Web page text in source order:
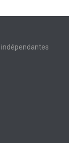
indépendantes